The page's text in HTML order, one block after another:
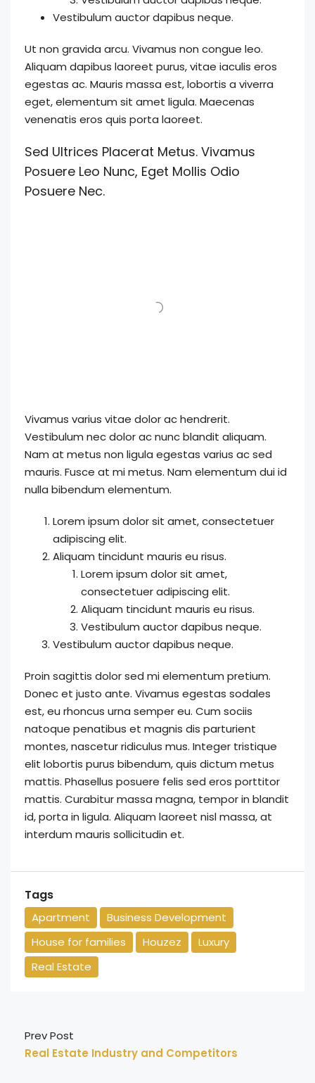
Vestibulum auctor dapibus neque.
Ut non gravida arcu. Vivamus non congue leo.
Aliquam dapibus laoreet purus, vitae iaculis eros
egestas ac. Mauris massa est, lobortis a viverra
eget, elementum sit amet ligula. Maecenas
venenatis eros quis porta laoreet.
Sed Ultrices Placerat Metus. Vivamus
Posuere Leo Nunc, Eget Mollis Odio
Posuere Nec.
Vivamus varius vitae dolor ac hendrerit.
Vestibulum nec dolor ac nunc blandit aliquam.
Nam at metus non ligula egestas varius ac sed
mauris. Fusce at mi metus. Nam elementum dui id
nulla bibendum elementum.
Lorem ipsum dolor sit amet, consectetuer
adipiscing elit.
Aliquam tincidunt mauris eu risus.
Lorem ipsum dolor sit amet,
consectetuer adipiscing elit.
Aliquam tincidunt mauris eu risus.
Vestibulum auctor dapibus neque.
Vestibulum auctor dapibus neque.
Proin sagittis dolor sed mi elementum pretium.
Donec et justo ante. Vivamus egestas sodales
est, eu rhoncus urna semper eu. Cum sociis
natoque penatibus et magnis dis parturient
montes, nascetur ridiculus mus. Integer tristique
elit lobortis purus bibendum, quis dictum metus
mattis. Phasellus posuere felis sed eros porttitor
mattis. Curabitur massa magna, tempor in blandit
id, porta in ligula. Aliquam laoreet nisl massa, at
interdum mauris sollicitudin et.
Tags
Apartment
Business Development
House for families
Houzez
Luxury
Real Estate
Prev Post
Real Estate Industry and Competitors